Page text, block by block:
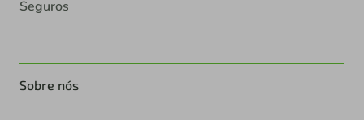
Seguros
Sobre nós